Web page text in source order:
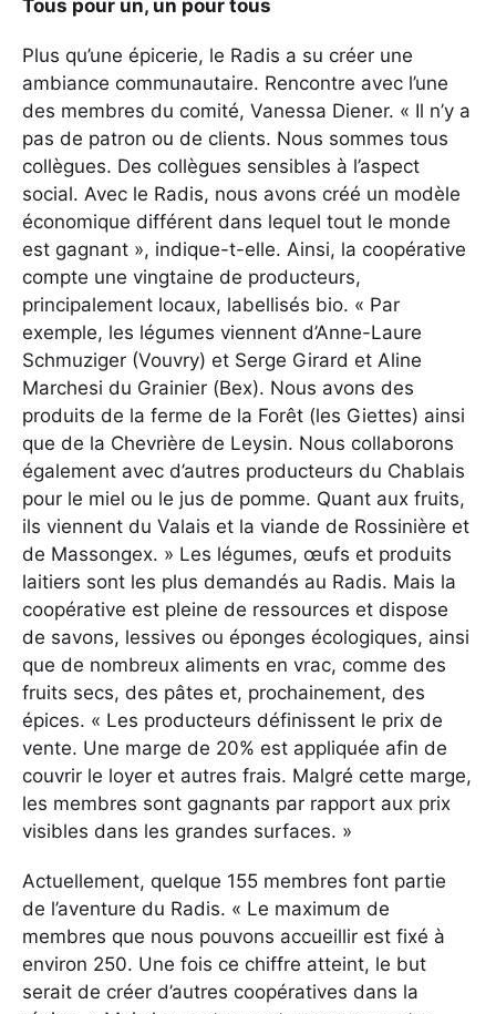
Tous pour un, un pour tous
Plus qu’une épicerie, le Radis a su créer une
ambiance communautaire. Rencontre avec l’une
des membres du comité, Vanessa Diener. « Il n’y a
pas de patron ou de clients. Nous sommes tous
collègues. Des collègues sensibles à l’aspect
social. Avec le Radis, nous avons créé un modèle
économique différent dans lequel tout le monde
est gagnant », indique-t-elle. Ainsi, la coopérative
compte une vingtaine de producteurs,
principalement locaux, labellisés bio. « Par
exemple, les légumes viennent d’Anne-Laure
Schmuziger (Vouvry) et Serge Girard et Aline
Marchesi du Grainier (Bex). Nous avons des
produits de la ferme de la Forêt (les Giettes) ainsi
que de la Chevrière de Leysin. Nous collaborons
également avec d’autres producteurs du Chablais
pour le miel ou le jus de pomme. Quant aux fruits,
ils viennent du Valais et la viande de Rossinière et
de Massongex. » Les légumes, œufs et produits
laitiers sont les plus demandés au Radis. Mais la
coopérative est pleine de ressources et dispose
de savons, lessives ou éponges écologiques, ainsi
que de nombreux aliments en vrac, comme des
fruits secs, des pâtes et, prochainement, des
épices. « Les producteurs définissent le prix de
vente. Une marge de 20% est appliquée afin de
couvrir le loyer et autres frais. Malgré cette marge,
les membres sont gagnants par rapport aux prix
visibles dans les grandes surfaces. »
Actuellement, quelque 155 membres font partie
de l’aventure du Radis. « Le maximum de
membres que nous pouvons accueillir est fixé à
environ 250. Une fois ce chiffre atteint, le but
serait de créer d’autres coopératives dans la